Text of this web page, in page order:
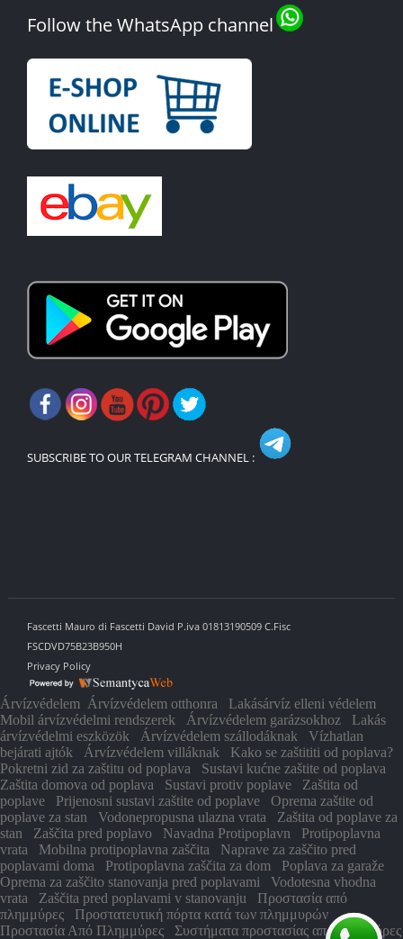
Follow the WhatsApp channel
SUBSCRIBE TO OUR TELEGRAM CHANNEL :
Fascetti Mauro di Fascetti David P.iva 01813190509 C.Fisc
FSCDVD75B23B950H
Privacy Policy
Árvízvédelem Árvízvédelem otthonra
Lakásárvíz elleni védelem
Mobil árvízvédelmi rendszerek
Árvízvédelem garázsokhoz
Lakás
árvízvédelmi eszközök
Árvízvédelem szállodáknak
Vízhatlan
bejárati ajtók
Árvízvédelem villáknak
Kako se zaštititi od poplava?
Pokretni zid za zaštitu od poplava
Sustavi kućne zaštite od poplava
Zaštita domova od poplava
Sustavi protiv poplave
Zaštita od
poplave
Prijenosni sustavi zaštite od poplave
Oprema zaštite od
poplave za stan
Vodonepropusna ulazna vrata
Zaštita od poplave za
stan
Zaščita pred poplavo Navadna Protipoplavn
Protipoplavna
vrata
Mobilna protipoplavna zaščita
Naprave za zaščito pred
poplavami doma
Protipoplavna zaščita za dom
Poplava za garaže
Oprema za zaščito stanovanja pred poplavami
Vodotesna vhodna
vrata
Zaščita pred poplavami v stanovanju
Προστασία από
πλημμύρες
Προστατευτική πόρτα κατά των πλημμυρών
Προστασία Από Πλημμύρες
Συστήματα προστασίας από πλημμύρες